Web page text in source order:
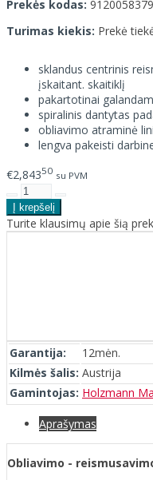
Prekės kodas:
Turimas kiekis: Prekė
sklandus centrinis
įskaitant. skaitiklį
pakartotinai
spiralinis dantytas
obliavimo atraminė
lengva pakeisti
€2,84350 su PVM
Turite klausimų apie šią
Garantija:
12mėn.
Kilmės šalis: Austrija
Gamintojas: Holzmann
Aprašymas
Obliavimo -